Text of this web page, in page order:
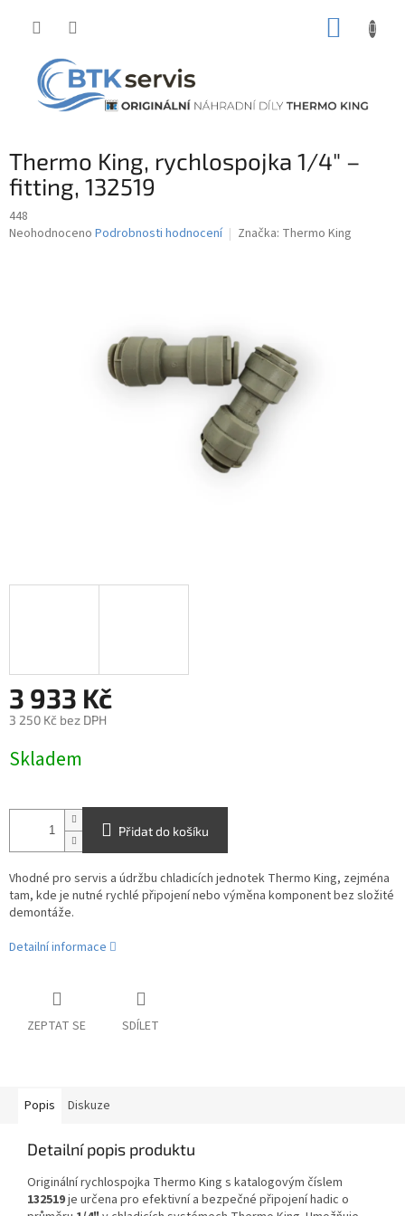
Thermo King, rychlospojka 1/4" –
fitting, 132519
448
Průměrné
Neohodnoceno Podrobnosti hodnocení Značka: Thermo King
3 933 Kč
3 250 Kč bez DPH
cena:
Skladem
Přidat do košíku
Vhodné pro servis a údržbu chladicích jednotek Thermo King, zejména
tam, kde je nutné rychlé připojení nebo výměna komponent bez složité
demontáže.
Detailní informace
ZEPTAT SE SDÍLET
Popis Diskuze
Detailní popis produktu
Originální rychlospojka Thermo King s katalogovým číslem
132519je určena pro efektivní a bezpečné připojení hadic o